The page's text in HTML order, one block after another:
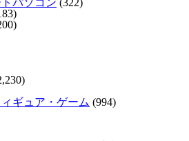
パソコン (322)
ギュア・ゲーム (994)